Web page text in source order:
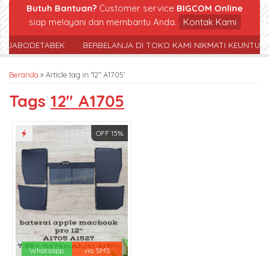
Butuh Bantuan? Customer service BIGCOM Online
siap melayani dan membantu Anda.
Kontak Kami
JABODETABEK BERBELANJA DI TOKO KAMI NIKMATI
Beranda »Article tag in '12″ A1705'
Tags 12″ A1705
OFF 15%
Whatsapp via SMS